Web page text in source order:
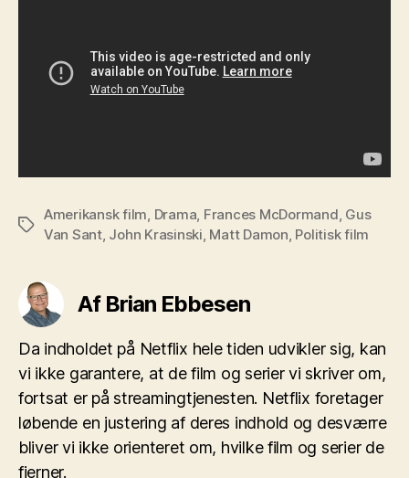
Tags
Amerikansk film, Drama, Frances McDormand, Gus
Van Sant, John Krasinski, Matt Damon, Politisk film
Af Brian Ebbesen
Da indholdet på Netflix hele tiden udvikler sig, kan
vi ikke garantere, at de film og serier vi skriver om,
fortsat er på streamingtjenesten. Netflix foretager
løbende en justering af deres indhold og desværre
bliver vi ikke orienteret om, hvilke film og serier de
fjerner.